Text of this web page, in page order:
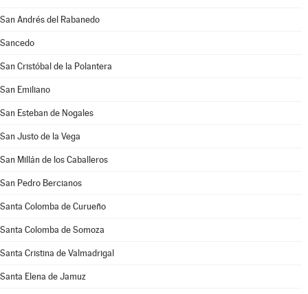
San Andrés del Rabanedo
Sancedo
San Cristóbal de la Polantera
San Emiliano
San Esteban de Nogales
San Justo de la Vega
San Millán de los Caballeros
San Pedro Bercianos
Santa Colomba de Curueño
Santa Colomba de Somoza
Santa Cristina de Valmadrigal
Santa Elena de Jamuz